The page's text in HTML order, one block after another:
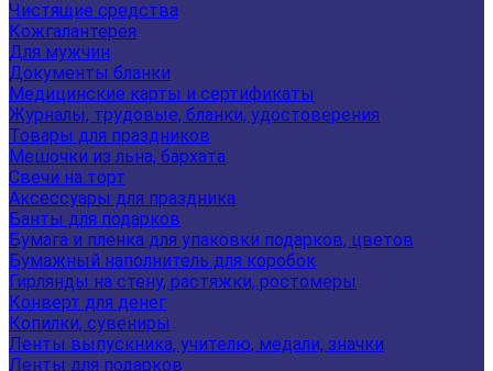
Чистящие средства
Кожгалантерея
Для мужчин
Документы бланки
Медицинские карты и сертификаты
Журналы, трудовые, бланки, удостоверения
Товары для праздников
Мешочки из льна, бархата
Свечи на торт
Аксессуары для праздника
Банты для подарков
Бумага и пленка для упаковки подарков, цветов
Бумажный наполнитель для коробок
Гирлянды на стену, растяжки, ростомеры
Конверт для денег
Копилки, сувениры
Ленты выпускника, учителю, медали, значки
Ленты для подарков